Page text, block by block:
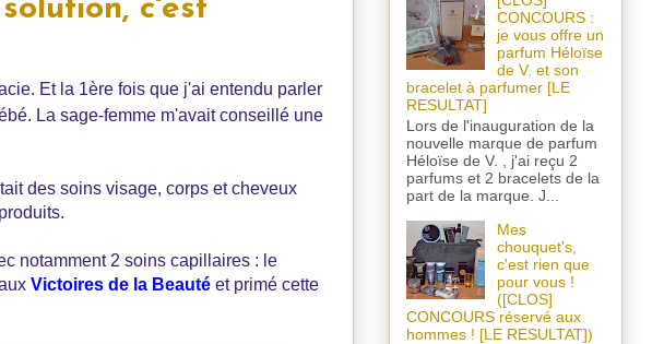
c'est
Et la 1ère fois que j'ai entendu parler
La sage-femme m'avait conseillé une
des soins visage, corps et cheveux
notamment 2 soins capillaires : le
Victoires de la Beauté et primé cette
CONCOURS :
je vous offre un
parfum Héloïse
de V. et son
bracelet à parfumer [LE
RESULTAT]
Lors de l'inauguration de la
nouvelle marque de parfum
Héloïse de V. , j'ai reçu 2
parfums et 2 bracelets de la
part de la marque. J...
Mes
chouquet's,
c'est rien que
pour vous !
([CLOS]
CONCOURS réservé aux
hommes ! [LE RESULTAT])